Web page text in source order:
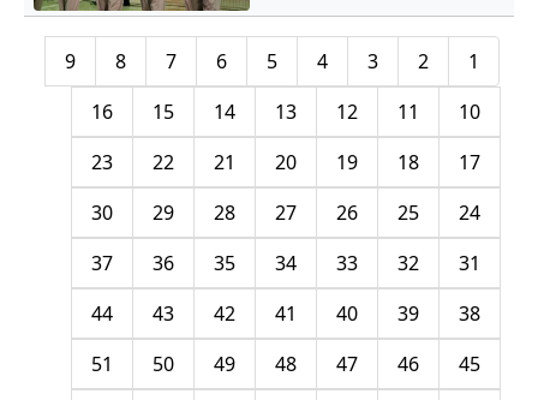
1
2
3
4
5
6
7
8
9
10
11
12
13
14
15
16
17
18
19
20
21
22
23
24
25
26
27
28
29
30
31
32
33
34
35
36
37
38
39
40
41
42
43
44
45
46
47
48
49
50
51